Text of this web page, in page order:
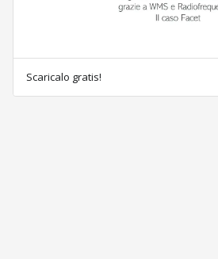
Scaricalo gratis!